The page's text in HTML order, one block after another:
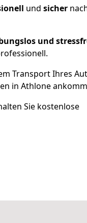
und sicher
und
Transport Ihres
in Athlone
Sie kostenlose